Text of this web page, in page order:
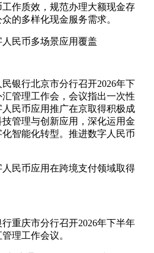
作质效，规范办理大额现金存
的多样化现金服务需求。
民币多场景应用覆盖
银行北京市分行召开2026年下
管理工作会，会议指出一次性
民币应用推广在京取得积极成
管理与创新应用，深化运用金
智能化转型。推进数字人民币
民币应用在跨境支付领域取得
重庆市分行召开2026年下半年
理工作会议。